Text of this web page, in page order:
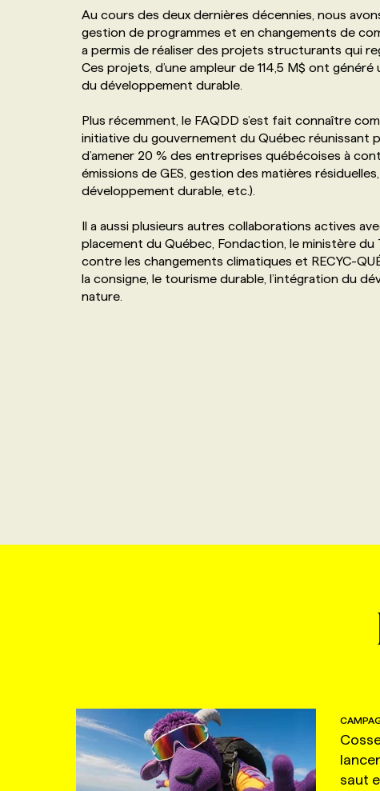
NOS TARIFS
PROGRAMMES DE SUBVENTIONS
ANNONCEZ AVEC NOUS
ANNONCEZ AVEC NOUS
Au cours des deux dernières décennies, nous
gestion de programmes et en changements de
a permis de réaliser des projets structurants qui
Ces projets, d’une ampleur de 114,5 M$ ont
du développement durable.
Plus récemment, le FAQDD s’est fait connaître
initiative du gouvernement du Québec réunissant
d’amener 20 % des entreprises québécoises à
émissions de GES, gestion des matières
développement durable, etc.).
Il a aussi plusieurs autres collaborations actives
placement du Québec, Fondaction, le ministère
contre les changements climatiques et RECYC-
la consigne, le tourisme durable, l’intégration du
nature.
saut